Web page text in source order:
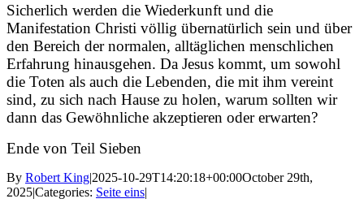
Sicherlich werden die Wiederkunft und die
Manifestation Christi völlig übernatürlich sein und über
den Bereich der normalen, alltäglichen menschlichen
Erfahrung hinausgehen. Da Jesus kommt, um sowohl
die Toten als auch die Lebenden, die mit ihm vereint
sind, zu sich nach Hause zu holen, warum sollten wir
dann das Gewöhnliche akzeptieren oder erwarten?
Ende von Teil Sieben
By Robert King|2025-10-29T14:20:18+00:00October 29th,
2025|Categories: Seite eins|